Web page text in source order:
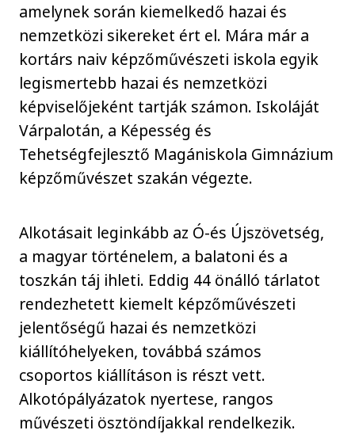
amelynek során kiemelkedő hazai és
nemzetközi sikereket ért el. Mára már a
kortárs naiv képzőművészeti iskola egyik
legismertebb hazai és nemzetközi
képviselőjeként tartják számon. Iskoláját
Várpalotán, a Képesség és
Tehetségfejlesztő Magániskola Gimnázium
képzőművészet szakán végezte.
Alkotásait leginkább az Ó-és Újszövetség,
a magyar történelem, a balatoni és a
toszkán táj ihleti. Eddig 44 önálló tárlatot
rendezhetett kiemelt képzőművészeti
jelentőségű hazai és nemzetközi
kiállítóhelyeken, továbbá számos
csoportos kiállításon is részt vett.
Alkotópályázatok nyertese, rangos
művészeti ösztöndíjakkal rendelkezik.